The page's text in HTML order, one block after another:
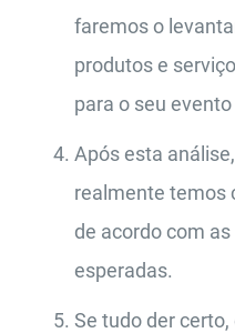
faremos o
produtos e
para o seu
Após esta
realmente temos
de acordo com
esperadas.
Se tudo der